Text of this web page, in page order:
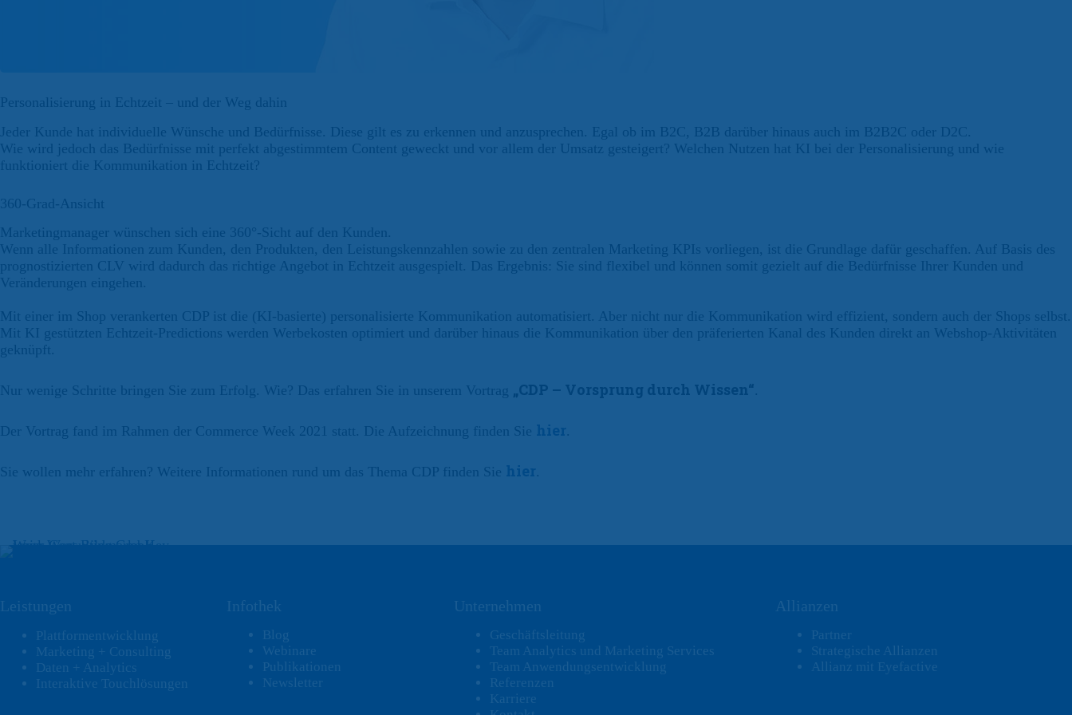
Personalisierung in Echtzeit – und der Weg dahin
Jeder Kunde hat individuelle Wünsche und Bedürfnisse. Diese gilt es zu erkennen und anzusprechen. Egal ob im B2C, B2B darüber hinaus auch im B2B2C oder D2C.
Wie wird jedoch das Bedürfnisse mit perfekt abgestimmtem Content geweckt und vor allem der Umsatz gesteigert? Welchen Nutzen hat KI bei der Personalisierung und wie
funktioniert die Kommunikation in Echtzeit?
360-Grad-Ansicht
Marketingmanager wünschen sich eine 360°-Sicht auf den Kunden.
Wenn alle Informationen zum Kunden, den Produkten, den Leistungskennzahlen sowie zu den zentralen Marketing KPIs vorliegen, ist die Grundlage dafür geschaffen. Auf Basis des
prognostizierten CLV wird dadurch das richtige Angebot in Echtzeit ausgespielt. Das Ergebnis: Sie sind flexibel und können somit gezielt auf die Bedürfnisse Ihrer Kunden und
Veränderungen eingehen.
Mit einer im Shop verankerten CDP ist die (KI-basierte) personalisierte Kommunikation automatisiert. Aber nicht nur die Kommunikation wird effizient, sondern auch der Shops selbst.
Mit KI gestützten Echtzeit-Predictions werden Werbekosten optimiert und darüber hinaus die Kommunikation über den präferierten Kanal des Kunden direkt an Webshop-Aktivitäten
geknüpft.
Nur wenige Schritte bringen Sie zum Erfolg. Wie? Das erfahren Sie in unserem Vortrag „CDP – Vorsprung durch Wissen“
Der Vortrag fand im Rahmen der Commerce Week 2021 statt. Die Aufzeichnung finden Sie hier
Sie wollen mehr erfahren? Weitere Informationen rund um das Thema CDP finden Sie hier
Leistungen
Plattformentwicklung
Marketing + Consulting
Daten + Analytics
Interaktive Touchlösungen
Infothek
Blog
Webinare
Publikationen
Newsletter
Unternehmen
Geschäftsleitung
Team Analytics und Marketing Services
Team Anwendungsentwicklung
Referenzen
Karriere
Allianzen
Partner
Strategische Allianzen
Allianz mit Eyefactive